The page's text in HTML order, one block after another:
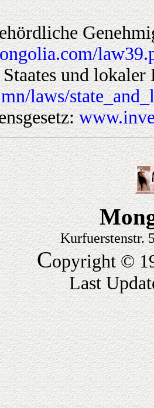
und
laws/
Kurfuerstenstr.
Copyright ©
Last